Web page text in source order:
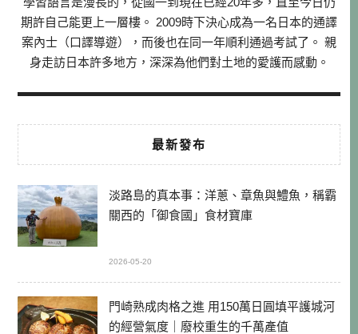
期許自己能更上一層樓。 2009時下決心成為一名日本的通譯
案內士（口譯導遊），而後也在同一年順利通過考試了。 親
身走訪日本許多地方，深深為他們對土地的愛護而感動。
最新發布
淡路島的真本事：洋蔥、章魚與鱧魚，稱霸
關西的「御食國」食材寶庫
2026-05-20
門崎熟成肉格之進 用150萬日圓填平護城河
的經營氣度｜廢校重生的千萬產值